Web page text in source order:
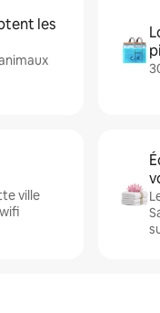
les
ville